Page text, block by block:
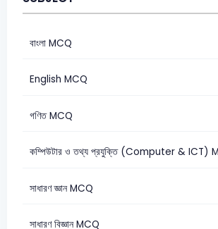
বাংলা MCQ
English MCQ
গণিত MCQ
কম্পিউটার ও তথ্য প্রযুক্তি (Computer & ICT)
সাধারণ জ্ঞান MCQ
সাধারণ বিজ্ঞান MCQ